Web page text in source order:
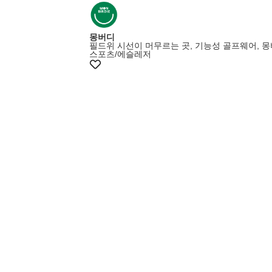
몽버디
필드위 시선이 머무르는 곳, 기능성 골프웨어, 몽
스포츠/에슬레저